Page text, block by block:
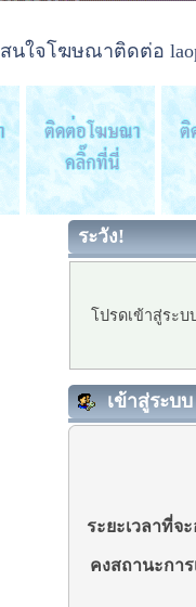
สนใจโฆษณาติดต่อ
ระวัง!
โปรดเข้าสู่ระ
เข้าสู่ระบบ
ระยะเวลาที่จ
คงสถานะกา